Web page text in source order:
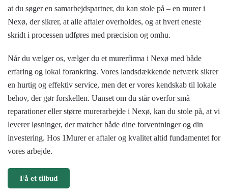
at du søger en samarbejdspartner, du kan stole på – en murer i
Nexø, der sikrer, at alle aftaler overholdes, og at hvert eneste
skridt i processen udføres med præcision og omhu.
Når du vælger os, vælger du et murerfirma i Nexø med både
erfaring og lokal forankring. Vores landsdækkende netværk sikrer
en hurtig og effektiv service, men det er vores kendskab til lokale
behov, der gør forskellen. Uanset om du står overfor små
reparationer eller større murerarbejde i Nexø, kan du stole på, at vi
leverer løsninger, der matcher både dine forventninger og din
investering. Hos 1Murer er aftaler og kvalitet altid fundamentet for
vores arbejde.
Få et tilbud